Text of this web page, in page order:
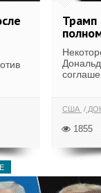
Трамп
США
1855